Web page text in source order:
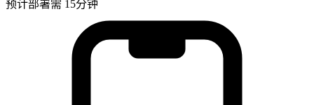
预计部署需 15分钟